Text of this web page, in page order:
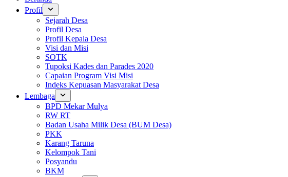
Profil
Sejarah Desa
Profil Desa
Profil Kepala Desa
Visi dan Misi
SOTK
Tupoksi Kades dan Parades 2020
Capaian Program Visi Misi
Indeks Kepuasan Masyarakat Desa
Lembaga
BPD Mekar Mulya
RW RT
Badan Usaha Milik Desa (BUM Desa)
PKK
Karang Taruna
Kelompok Tani
Posyandu
BKM